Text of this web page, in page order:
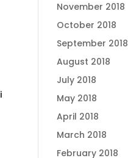
November 2018
October 2018
September 2018
August 2018
July 2018
May 2018
April 2018
March 2018
February 2018